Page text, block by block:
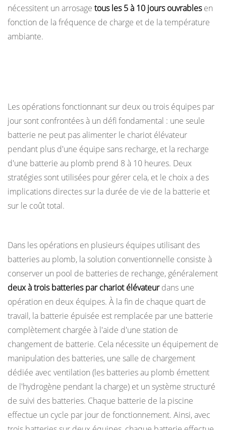
nécessitent un arrosage tous les 5 à 10 jours ouvrablesen
fonction de la fréquence de charge et de la température
ambiante.
Les opérations fonctionnant sur deux ou trois équipes par
jour sont confrontées à un défi fondamental : une seule
batterie ne peut pas alimenter le chariot élévateur
pendant plus d'une équipe sans recharge, et la recharge
d'une batterie au plomb prend 8 à 10 heures. Deux
stratégies sont utilisées pour gérer cela, et le choix a des
implications directes sur la durée de vie de la batterie et
sur le coût total.
Dans les opérations en plusieurs équipes utilisant des
batteries au plomb, la solution conventionnelle consiste à
conserver un pool de batteries de rechange, généralement
deux à trois batteries par chariot élévateurdans une
opération en deux équipes. À la fin de chaque quart de
travail, la batterie épuisée est remplacée par une batterie
complètement chargée à l'aide d'une station de
changement de batterie. Cela nécessite un équipement de
manipulation des batteries, une salle de chargement
dédiée avec ventilation (les batteries au plomb émettent
de l'hydrogène pendant la charge) et un système structuré
de suivi des batteries. Chaque batterie de la piscine
effectue un cycle par jour de fonctionnement. Ainsi, avec